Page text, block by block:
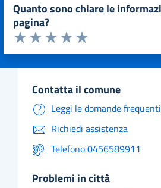
quanto sono chiare le informazioni su questa
pagina?
Valuta da 1 a 5 stelle la pagina
Valuta 5 stelle su 5
Valuta 4 stelle su 5
Valuta 3 stelle su 5
Valuta 2 stelle su 5
Valuta 1 stelle su 5
contatta il comune
Leggi le domande frequenti
Richiedi assistenza
Telefono 0456589911
problemi in città